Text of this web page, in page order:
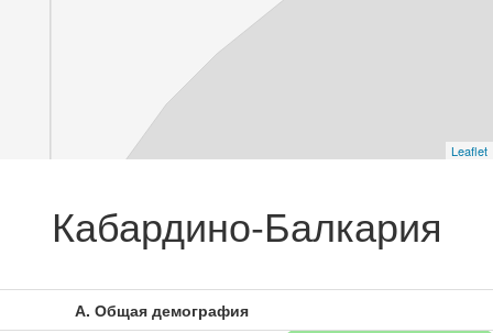
Leaflet
Кабардино-Балкария
А. Общая демография